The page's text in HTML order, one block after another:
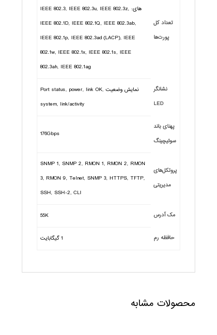
تعداد کل
پورت‌ها
های: IEEE 802.3, IEEE 802.3u, IEEE 802.3z,
IEEE 802.1D, IEEE 802.1Q, IEEE 802.3ab,
IEEE 802.1p, IEEE 802.3ad (LACP), IEEE
802.1w, IEEE 802.1x, IEEE 802.1s, IEEE
802.3ah, IEEE 802.1ag
نشانگر
LED
نمایش وضعیت Port status, power, link OK,
system, link/activity
پهنای باند
سوئیچینگ
176Gbps
پروتکل‌های
مدیریتی
SNMP 1, SNMP 2, RMON 1, RMON 2, RMON
3, RMON 9, Telnet, SNMP 3, HTTPS, TFTP,
SSH, SSH-2, CLI
مک آدرس 55K
حافظه رم 1 گیگابایت
محصولات مشابه